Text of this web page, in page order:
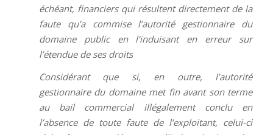
échéant, financiers qui résultent directement de la
faute qu’a commise l’autorité gestionnaire du
domaine public en l’induisant en erreur sur
l’étendue de ses droits
Considérant que si, en outre, l’autorité
gestionnaire du domaine met fin avant son terme
au bail commercial illégalement conclu en
l’absence de toute faute de l’exploitant, celui-ci